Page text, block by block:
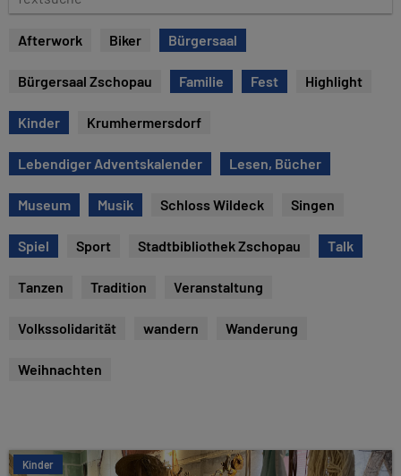
e
c
e
Afterwork Biker Bürgersaal
Bürgersaal Zschopau Familie Fest Highlight
Kinder Krumhermersdorf
Lebendiger Adventskalender Lesen, Bücher
Museum Musik Schloss Wildeck Singen
Spiel Sport Stadtbibliothek Zschopau Talk
Tanzen Tradition Veranstaltung
Volkssolidarität wandern Wanderung
Weihnachten
Kinder